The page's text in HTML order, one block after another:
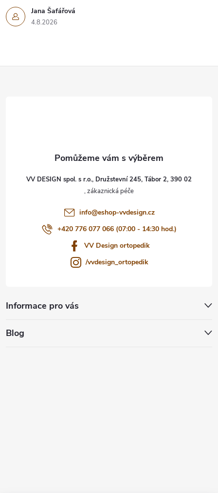
Jana Šafářová
4.8.2026
VV DESIGN spol. s r.o., Družstevní 245, Tábor 2, 390 02
info@eshop-vvdesign.cz
+420 776 077 066 (07:00 - 14:30 hod.)
VV Design ortopedik
/vvdesign_ortopedik
Informace pro vás
Blog